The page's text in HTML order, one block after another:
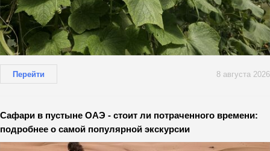
Перейти 8 августа 2026
Сафари в пустыне ОАЭ - стоит ли потраченного времени:
подробнее о самой популярной экскурсии